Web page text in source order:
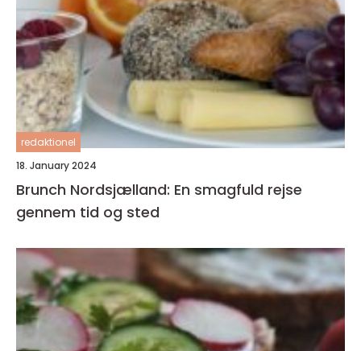
redaktionel
18. January 2024
Brunch Nordsjælland: En smagfuld rejse
gennem tid og sted